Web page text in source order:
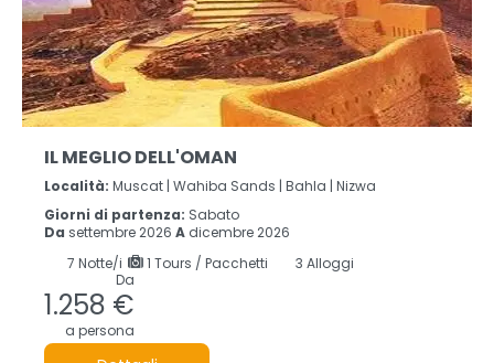
IL MEGLIO DELL'OMAN
Località: Muscat | Wahiba Sands | Bahla | Nizwa
Giorni di partenza: Sabato
Da settembre 2026 A dicembre 2026
7 Notte/i 1 Tours / Pacchetti
3 Alloggi
Da
1.258 €
a persona